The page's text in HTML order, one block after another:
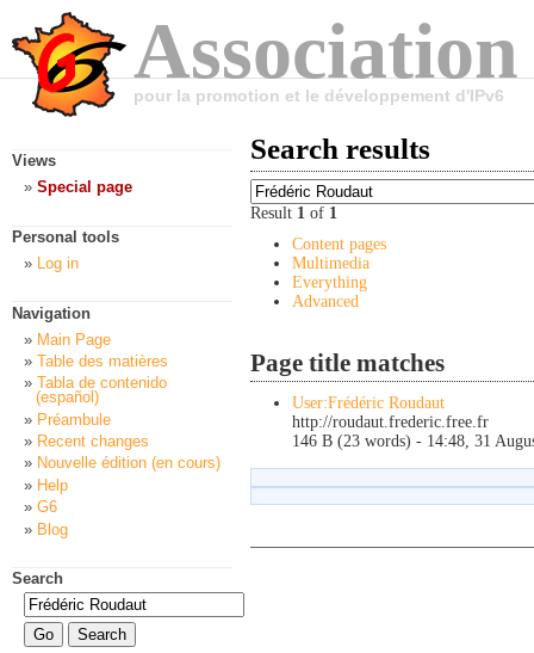
pour la promotion et le développement d'IPv6
Search results
Result 1 of 1
Content pages
Multimedia
Everything
Advanced
Page title matches
User:Frédéric Roudaut
http://roudaut .frederic.free.fr
146 B (23 words) - 14:48, 31
Views
Special page
Personal tools
Log in
Navigation
Main Page
Table des matières
Tabla de contenido
(español)
Préambule
Recent changes
Nouvelle édition (en cours)
Help
G6
Blog
Search